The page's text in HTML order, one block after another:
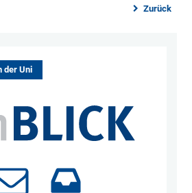
Zurück
der Uni